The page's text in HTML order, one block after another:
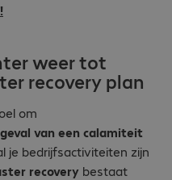
weer tot
recovery plan
om
van een calamiteit
je bedrijfsactiviteiten zijn
recovery bestaat